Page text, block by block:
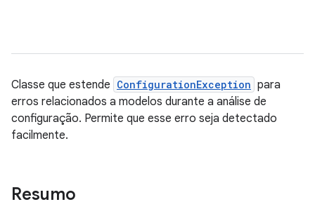
Classe que estende ConfigurationException para
erros relacionados a modelos durante a análise de
configuração. Permite que esse erro seja detectado
facilmente.
Resumo